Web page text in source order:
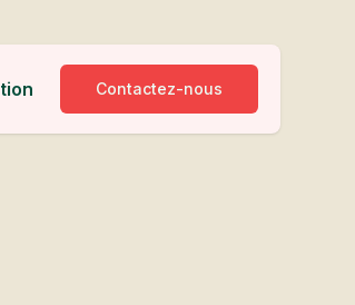
Contactez-nous